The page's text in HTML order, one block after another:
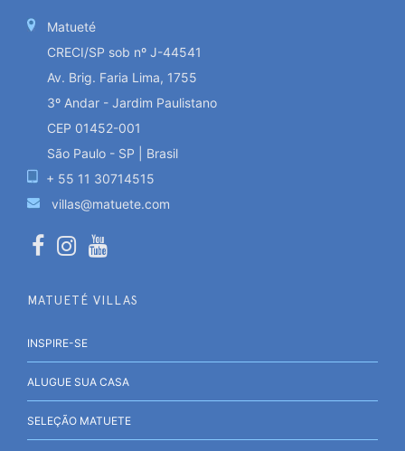
Matueté
CRECI/SP sob nº J-44541
Av. Brig. Faria Lima, 1755
3º Andar - Jardim Paulistano
CEP 01452-001
São Paulo - SP | Brasil
+ 55 11 30714515
villas@matuete.com
MATUETÉ VILLAS
INSPIRE-SE
ALUGUE SUA CASA
SELEÇÃO MATUETE